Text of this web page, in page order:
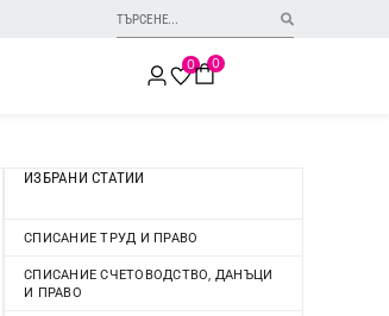
0 0
ИЗБРАНИ СТАТИИ
СПИСАНИЕ ТРУД И ПРАВО
СПИСАНИЕ СЧЕТОВОДСТВО, ДАНЪЦИ
И ПРАВО